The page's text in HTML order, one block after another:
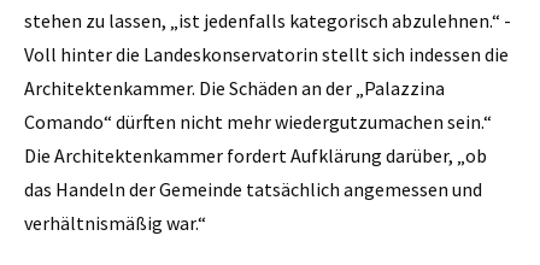
stehen zu lassen, „ist jedenfalls kategorisch abzulehnen.“ -
Voll hinter die Landeskonservatorin stellt sich indessen die
Architektenkammer. Die Schäden an der „Palazzina
Comando“ dürften nicht mehr wiedergutzumachen sein.“
Die Architektenkammer fordert Aufklärung darüber, „ob
das Handeln der Gemeinde tatsächlich angemessen und
verhältnismäßig war.“